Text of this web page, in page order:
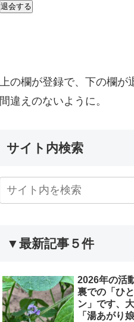
上の欄が登録で、下の欄が
間違えのないように。
サイト内検索
▼最新記事５件
2026年の活
裏での「ひ
ン」です、
「湯あがり